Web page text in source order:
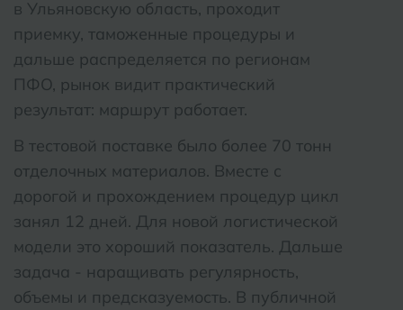
в Ульяновскую область, проходит
приемку, таможенные процедуры и
дальше распределяется по регионам
ПФО, рынок видит практический
результат: маршрут работает.
В тестовой поставке было более 70 тонн
отделочных материалов. Вместе с
дорогой и прохождением процедур цикл
занял 12 дней. Для новой логистической
модели это хороший показатель. Дальше
задача - наращивать регулярность,
объемы и предсказуемость. В публичной